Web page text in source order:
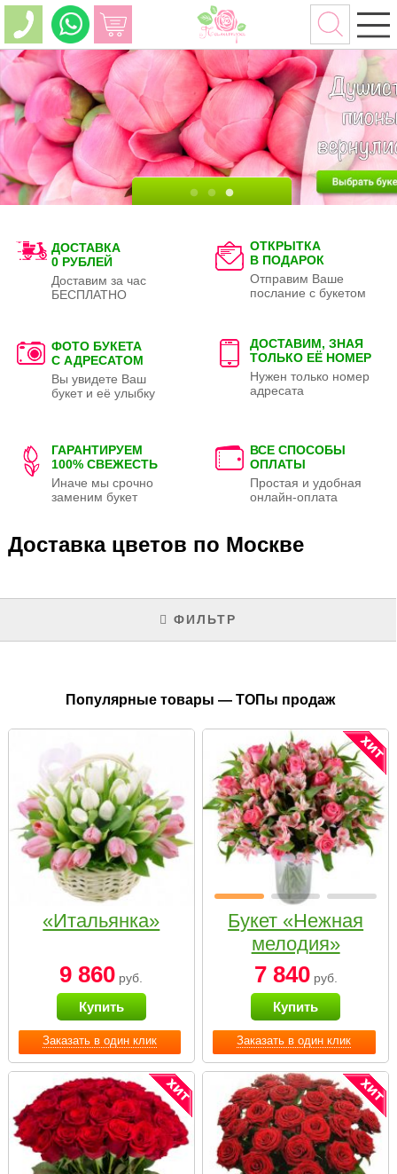
ДОСТАВКА
0 РУБЛЕЙ
Доставим за час
БЕСПЛАТНО
ОТКРЫТКА
В ПОДАРОК
Отправим Ваше
послание с букетом
ФОТО БУКЕТА
С АДРЕСАТОМ
Вы увидете Ваш
букет и её улыбку
ДОСТАВИМ, ЗНАЯ
ТОЛЬКО ЕЁ НОМЕР
Нужен только номер
адресата
ГАРАНТИРУЕМ
100% СВЕЖЕСТЬ
Иначе мы срочно
заменим букет
ВСЕ СПОСОБЫ
ОПЛАТЫ
Простая и удобная
онлайн-оплата
Доставка цветов по Москве
ФИЛЬТР
Популярные товары — ТОПы продаж
Заказать в один клик
«Итальянка»
9 860 руб.
Купить
Заказать в один клик
Букет «Нежная
мелодия»
7 840руб.
Купить